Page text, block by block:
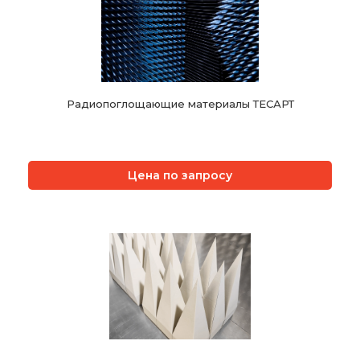
Радиопоглощающие материалы ТЕСАРТ
Цена по запросу